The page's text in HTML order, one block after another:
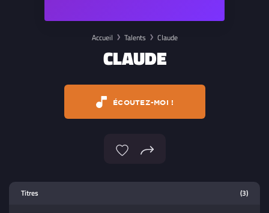
Accueil Talents Claude
CLAUDE
ÉCOUTEZ-MOI !
Titres (3)